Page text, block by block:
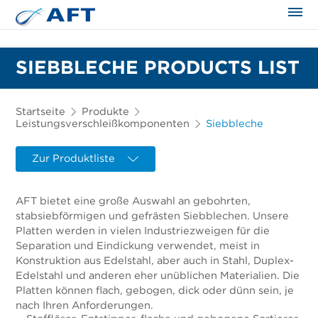
SIEBBLECHE PRODUCTS LIST
Startseite
Produkte
Leistungsverschleißkomponenten
Siebbleche
Zur Produktliste
AFT bietet eine große Auswahl an gebohrten,
stabsiebförmigen und gefrästen Siebblechen. Unsere
Platten werden in vielen Industriezweigen für die
Separation und Eindickung verwendet, meist in
Konstruktion aus Edelstahl, aber auch in Stahl, Duplex-
Edelstahl und anderen eher unüblichen Materialien. Die
Platten können flach, gebogen, dick oder dünn sein, je
nach Ihren Anforderungen.